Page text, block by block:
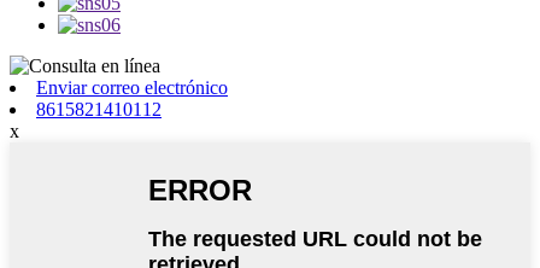
Enviar correo electrónico
8615821410112
x